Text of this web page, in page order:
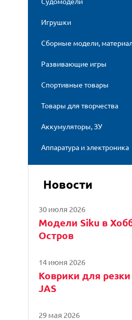
Игрушки
Сборные модели,
Развивающие игры
Спортивные товары
Товары для творчества
Аккумуляторы, ЗУ
Аппаратура и электроника
Новости
30 июля 2026
Модели Siku в
Остров
14 июня 2026
Коврики для резки
JAS
29 мая 2026